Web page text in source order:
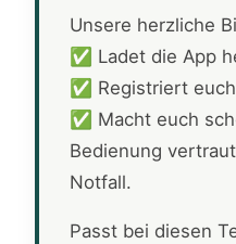
Unsere herzliche
✅ Ladet die App
✅ Registriert
✅ Macht euch
Bedienung
Notfall.
Passt bei diesen